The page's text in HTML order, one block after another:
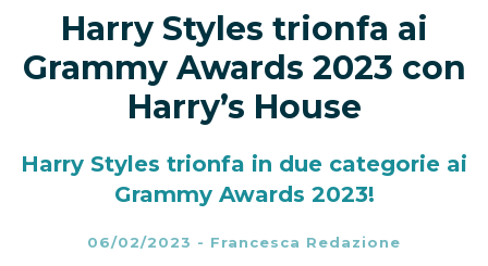
Harry Styles trionfa ai
Grammy Awards 2023 con
Harry’s House
Harry Styles trionfa in due categorie ai
Grammy Awards 2023!
06/02/2023 - Francesca Redazione